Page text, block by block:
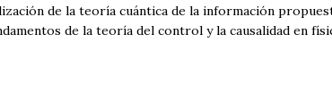
de la teoría cuántica de la información
de la teoría del control y la causalidad en